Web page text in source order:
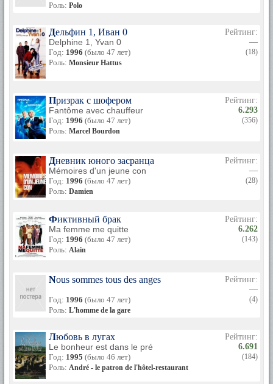
Роль: Polo
Дельфин 1, Иван 0
Delphine 1, Yvan 0
Год: 1996 (было 47 лет)
Роль: Monsieur Hattus
Рейтинг:
—
(18)
Призрак с шофером
Fantôme avec chauffeur
Год: 1996 (было 47 лет)
Роль: Marcel Bourdon
Рейтинг:
6.293
(356)
Дневник юного засранца
Mémoires d'un jeune con
Год: 1996 (было 47 лет)
Роль: Damien
Рейтинг:
—
(28)
Фиктивный брак
Ma femme me quitte
Год: 1996 (было 47 лет)
Роль: Alain
Рейтинг:
6.262
(143)
Nous sommes tous des anges
Год: 1996 (было 47 лет)
Роль: L'homme de la gare
Рейтинг:
—
(4)
Любовь в лугах
Le bonheur est dans le pré
Год: 1995 (было 46 лет)
Роль: André - le patron de l'hôtel-restaurant
Рейтинг:
6.691
(184)